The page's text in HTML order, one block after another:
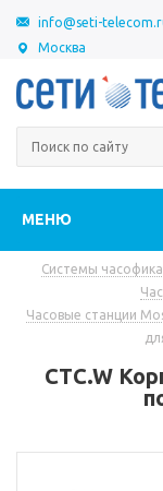
Москва
info@seti-
МЕНЮ
Системы
Часовые станции
CTC.W